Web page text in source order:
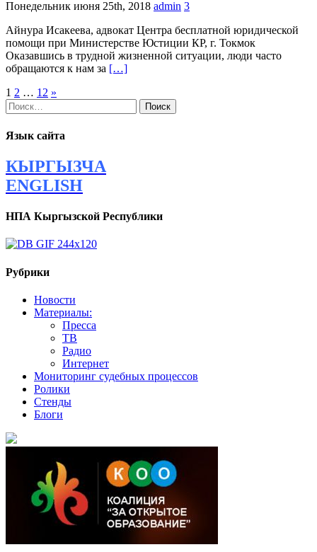
Понедельник июня 25th, 2018 admin 3
Айнура Исакеева, адвокат Центра бесплатной юридической
помощи при Министерстве Юстиции КР, г. Токмок
Оказавшись в трудной жизненной ситуации, люди часто
обращаются к нам за […]
Навигация
по
записям
1 2 … 12 »
Найти:
Язык сайта
КЫРГЫЗЧА
ENGLISH
НПА Кыргызской Республики
Рубрики
Новости
Материалы:
Пресса
ТВ
Радио
Интернет
Мониторинг судебных процессов
Ролики
Стенды
Блоги